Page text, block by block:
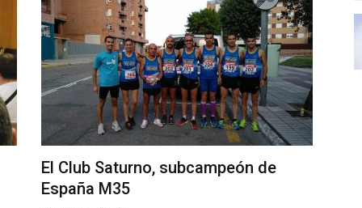
El Club Saturno, subcampeón de
España M35